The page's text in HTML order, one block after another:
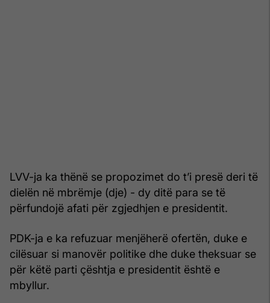
LVV-ja ka thënë se propozimet do t’i presë deri të
dielën në mbrëmje (dje) - dy ditë para se të
përfundojë afati për zgjedhjen e presidentit.
PDK-ja e ka refuzuar menjëherë ofertën, duke e
cilësuar si manovër politike dhe duke theksuar se
për këtë parti çështja e presidentit është e
mbyllur.